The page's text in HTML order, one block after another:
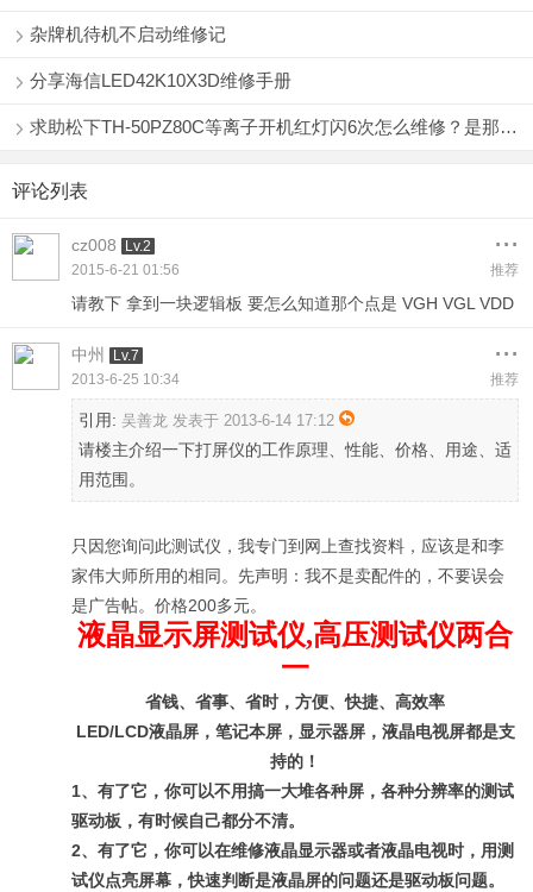
杂牌机待机不启动维修记
分享海信LED42K10X3D维修手册
求助松下TH-50PZ80C等离子开机红灯闪6次怎么维修？是那块板子的问题？
评论列表
cz008 Lv.2 ...
2015-6-21 01:56 推荐
请教下 拿到一块逻辑板 要怎么知道那个点是 VGH VGL VDD
中州 Lv.7 ...
2013-6-25 10:34 推荐
引用: 吴善龙 发表于 2013-6-14 17:12
请楼主介绍一下打屏仪的工作原理、性能、价格、用途、适
用范围。
只因您询问此测试仪，我专门到网上查找资料，应该是和李
家伟大师所用的相同。先声明：我不是卖配件的，不要误会
是广告帖。价格200多元。
液晶显示屏测试仪,高压测试仪两合
一
省钱、省事、省时，方便、快捷、高效率
LED/LCD液晶屏，笔记本屏，显示器屏，液晶电视屏都是支
持的！
1、有了它，你可以不用搞一大堆各种屏，各种分辨率的测试
驱动板，有时候自己都分不清。
2、有了它，你可以在维修液晶显示器或者液晶电视时，用测
试仪点亮屏幕，快速判断是液晶屏的问题还是驱动板问题。